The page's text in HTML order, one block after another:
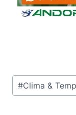
Tags
do
#Clima &